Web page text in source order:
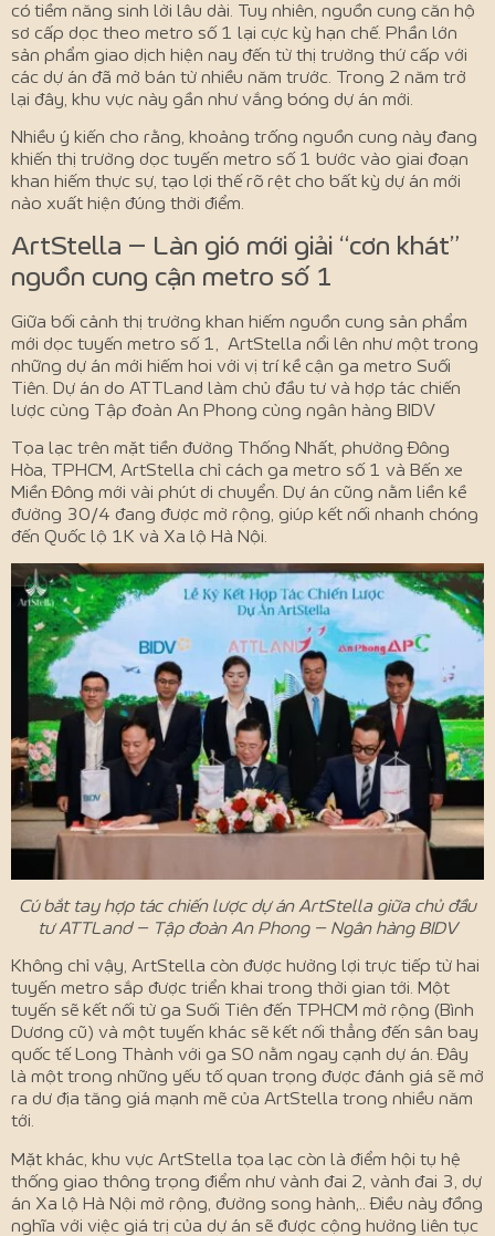
có tiềm năng sinh lời lâu dài. Tuy nhiên, nguồn cung căn hộ
sơ cấp dọc theo metro số 1 lại cực kỳ hạn chế. Phần lớn
sản phẩm giao dịch hiện nay đến từ thị trường thứ cấp với
các dự án đã mở bán từ nhiều năm trước. Trong 2 năm trở
lại đây, khu vực này gần như vắng bóng dự án mới.
Nhiều ý kiến cho rằng, khoảng trống nguồn cung này đang
khiến thị trường dọc tuyến metro số 1 bước vào giai đoạn
khan hiếm thực sự, tạo lợi thế rõ rệt cho bất kỳ dự án mới
nào xuất hiện đúng thời điểm.
ArtStella – Làn gió mới giải “cơn khát”
nguồn cung cận metro số 1
Giữa bối cảnh thị trường khan hiếm nguồn cung sản phẩm
mới dọc tuyến metro số 1, ArtStella nổi lên như một trong
những dự án mới hiếm hoi với vị trí kề cận ga metro Suối
Tiên. Dự án do ATTLand làm chủ đầu tư và hợp tác chiến
lược cùng Tập đoàn An Phong cùng ngân hàng BIDV
Tọa lạc trên mặt tiền đường Thống Nhất, phường Đông
Hòa, TPHCM, ArtStella chỉ cách ga metro số 1 và Bến xe
Miền Đông mới vài phút di chuyển. Dự án cũng nằm liền kề
đường 30/4 đang được mở rộng, giúp kết nối nhanh chóng
đến Quốc lộ 1K và Xa lộ Hà Nội.
Cú bắt tay hợp tác chiến lược dự án ArtStella giữa chủ đầu
tư ATTLand – Tập đoàn An Phong – Ngân hàng BIDV
Không chỉ vậy, ArtStella còn được hưởng lợi trực tiếp từ hai
tuyến metro sắp được triển khai trong thời gian tới. Một
tuyến sẽ kết nối từ ga Suối Tiên đến TPHCM mở rộng (Bình
Dương cũ) và một tuyến khác sẽ kết nối thẳng đến sân bay
quốc tế Long Thành với ga S0 nằm ngay cạnh dự án. Đây
là một trong những yếu tố quan trọng được đánh giá sẽ mở
ra dư địa tăng giá mạnh mẽ của ArtStella trong nhiều năm
tới.
Mặt khác, khu vực ArtStella tọa lạc còn là điểm hội tụ hệ
thống giao thông trọng điểm như vành đai 2, vành đai 3, dự
án Xa lộ Hà Nội mở rộng, đường song hành,.. Điều này đồng
nghĩa với việc giá trị của dự án sẽ được cộng hưởng liên tục